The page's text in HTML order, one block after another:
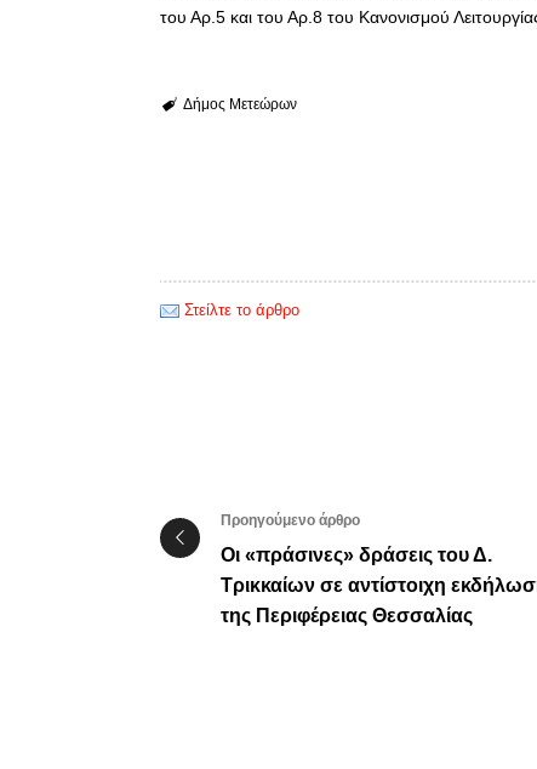
του Αρ.5 και του Αρ.8 του Κανονισμού
Δήμος Μετεώρων
Στείλτε το άρθρο
Προηγούμενο άρθρο
Οι «πράσινες» δράσεις του Δ.
Τρικκαίων σε αντίστοιχη
της Περιφέρειας Θεσσαλίας